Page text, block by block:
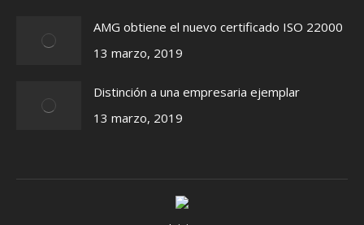
AMG obtiene el nuevo certificado ISO 22000
13 marzo, 2019
Distinción a una empresaria ejemplar
13 marzo, 2019